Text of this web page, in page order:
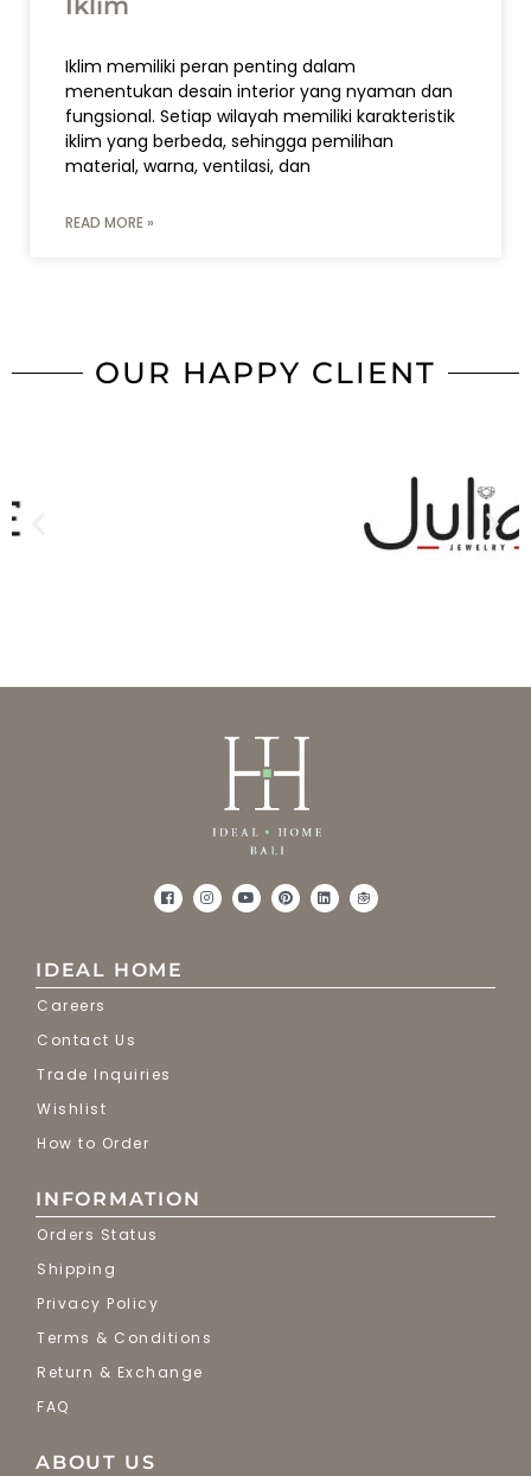
Iklim memiliki peran penting dalam
menentukan desain interior yang nyaman dan
fungsional. Setiap wilayah memiliki karakteristik
iklim yang berbeda, sehingga pemilihan
material, warna, ventilasi, dan
READ MORE »
OUR HAPPY CLIENT
IDEAL HOME
Careers
Contact Us
Trade Inquiries
Wishlist
How to Order
INFORMATION
Orders Status
Shipping
Privacy Policy
Terms & Conditions
Return & Exchange
FAQ
ABOUT US